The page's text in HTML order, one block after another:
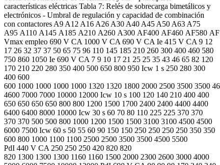
características eléctricas Tabla 7: Relés de sobrecarga bimetálicos y
electrónicos - Umbral de regulación y capacidad de combinación
con contactores A9 A12 A16 A26 A30 A40 A45 A50 A63 A75
A95 A110 A145 A185 A210 A260 A300 AF400 AF460 AF580
Vmax empleo 690 V CA 1000 V CA 690 V CA Ie 415 V CA 9 12
17 26 32 37 37 50 65 75 96 110 145 185 210 260 300 400 460 580
750 860 1050 Ie 690 V CA 7 9 10 17 21 25 25 35 43 46 65 82 120
170 210 220 280 350 400 500 650 800 950 Icw 1 s 250 280 300
400 600
600 1000 1000 1000 1000 1320 1320 1800 2000 2500 3500 3500
4600 7000 7000 10000 12000 Icw 10 s 100 120 140 210 400 400
650 650 650 650 800 800 1200 1500 1700 2400 2400 4400 4400
6400 6400 8000 10000 Icw 30 s 60 70 80 110 225 225 370 370
370 370 500 500 800 1000 1200 1500 1500 3100 3100 4500 4500
6000 7500 Icw 60 s 50 55 60 90 150 150 250 250 250 250 350 350
600 800 1000 1100 1100 2500 2500 3500 3500 4500 5500
PdI 440 V CA 250 250 250 420 820 820
820 1300 1300 1300 1160 1160 1500 2000 2300 2600 3000 4000